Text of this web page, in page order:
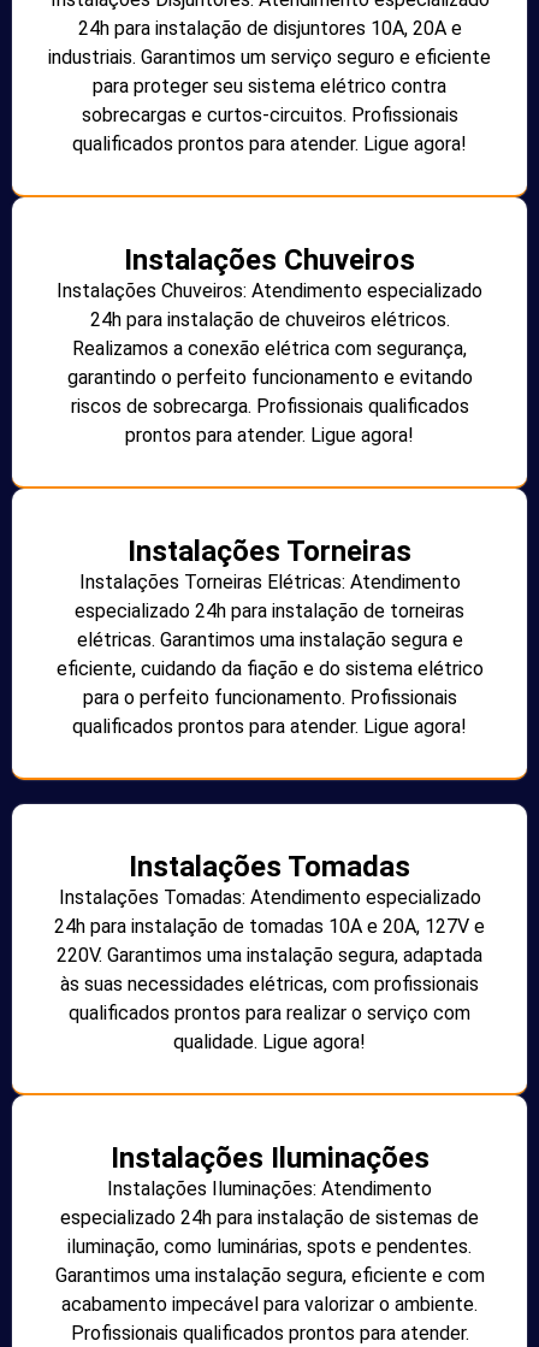
24h para instalação de disjuntores 10A, 20A e
industriais. Garantimos um serviço seguro e eficiente
para proteger seu sistema elétrico contra
sobrecargas e curtos-circuitos. Profissionais
qualificados prontos para atender. Ligue agora!
Instalações Chuveiros
Instalações Chuveiros: Atendimento especializado
24h para instalação de chuveiros elétricos.
Realizamos a conexão elétrica com segurança,
garantindo o perfeito funcionamento e evitando
riscos de sobrecarga. Profissionais qualificados
prontos para atender. Ligue agora!
Instalações Torneiras
Instalações Torneiras Elétricas: Atendimento
especializado 24h para instalação de torneiras
elétricas. Garantimos uma instalação segura e
eficiente, cuidando da fiação e do sistema elétrico
para o perfeito funcionamento. Profissionais
qualificados prontos para atender. Ligue agora!
Instalações Tomadas
Instalações Tomadas: Atendimento especializado
24h para instalação de tomadas 10A e 20A, 127V e
220V. Garantimos uma instalação segura, adaptada
às suas necessidades elétricas, com profissionais
qualificados prontos para realizar o serviço com
qualidade. Ligue agora!
Instalações Iluminações
Instalações Iluminações: Atendimento
especializado 24h para instalação de sistemas de
iluminação, como luminárias, spots e pendentes.
Garantimos uma instalação segura, eficiente e com
acabamento impecável para valorizar o ambiente.
Profissionais qualificados prontos para atender.